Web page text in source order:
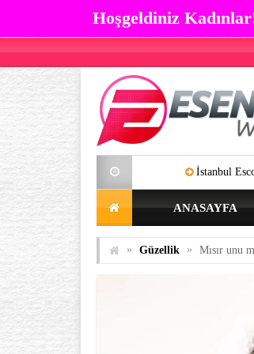
Hoşgeldiniz
İstanbul Escort ve Bayan
ANASAYFA
» Güzellik » Mısır unu